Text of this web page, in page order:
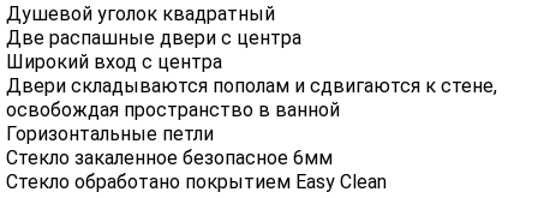
Душевой уголок квадратный
Две распашные двери с центра
Широкий вход с центра
Двери складываются пополам и сдвигаются к стене,
освобождая пространство в ванной
Горизонтальные петли
Стекло закаленное безопасное 6мм
Стекло обработано покрытием Easy Clean